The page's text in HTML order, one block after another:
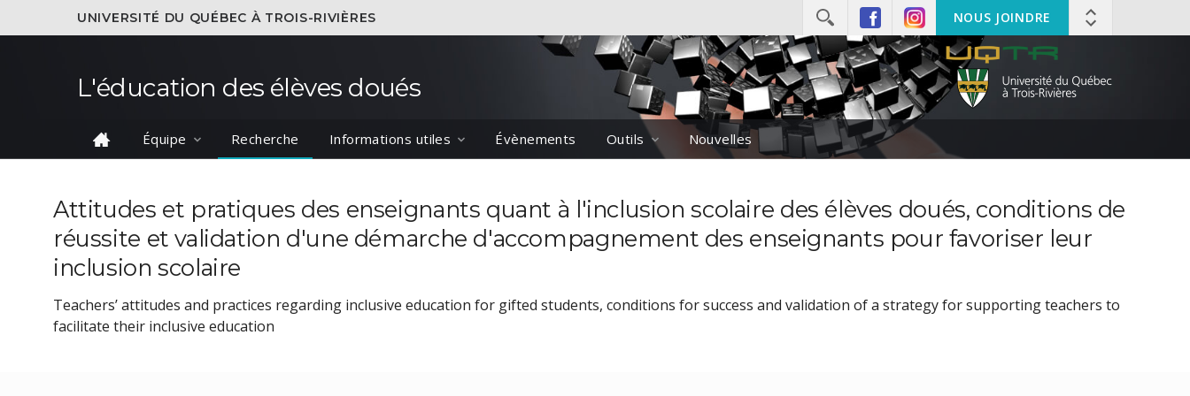
UNIVERSITÉ DU QUÉBEC À TROIS-RIVIÈRES NOUS JOINDRE
L'éducation des élèves doués
Équipe Recherche Informations utiles Évènements Outils Nouvelles
Attitudes et pratiques des enseignants quant à l'inclusion scolaire des élèves doués, conditions de
réussite et validation d'une démarche d'accompagnement des enseignants pour favoriser leur
inclusion scolaire
Teachers’ attitudes and practices regarding inclusive education for gifted students, conditions for success and validation of a strategy for supporting teachers to
facilitate their inclusive education